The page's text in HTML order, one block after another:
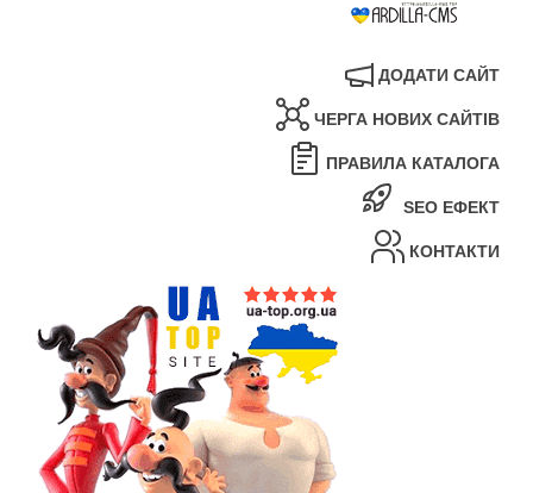
ДОДАТИ САЙТ
ЧЕРГА НОВИХ САЙТІВ
ПРАВИЛА КАТАЛОГА
SEO ЕФЕКТ
КОНТАКТИ